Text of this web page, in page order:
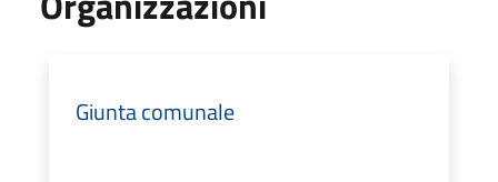
Giunta comunale